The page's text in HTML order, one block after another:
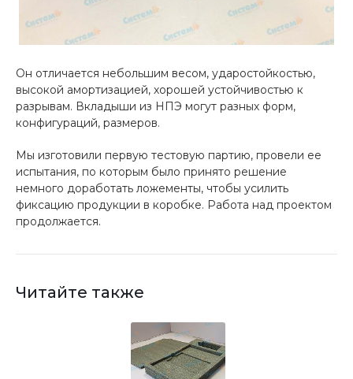
Он отличается небольшим весом, ударостойкостью,
высокой амортизацией, хорошей устойчивостью к
разрывам. Вкладыши из НПЭ могут разных форм,
конфигураций, размеров.
Мы изготовили первую тестовую партию, провели ее
испытания, по которым было принято решение
немного доработать ложементы, чтобы усилить
фиксацию продукции в коробке. Работа над проектом
продолжается.
Читайте также